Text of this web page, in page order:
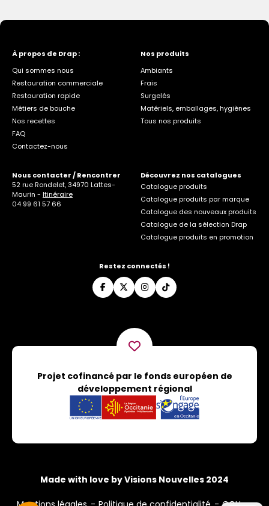
À propos de Drap :
Qui sommes nous
Restauration commerciale
Restauration rapide
Métiers de bouche
Nos recettes
FAQ
Contactez-nous
Nos produits
Ambiants
Frais
Surgelés
Matériels, emballages, hygiènes
Tous nos produits
Nous contacter / Rencontrer
52 rue Rondelet, 34970 Lattes-
Maurin - Itinéraire
04 99 61 57 66
Découvrez nos catalogues
Catalogue produits
Catalogue produits par marque
Catalogue des nouveaux produits
Catalogue de la sélection Drap
Catalogue produits en promotion
Restez connectés !
Projet cofinancé par le fonds européen de
développement régional
Made with love by Visions Nouvelles 2024